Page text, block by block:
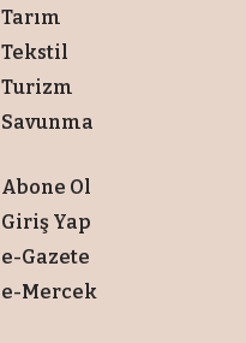
Tarım
Tekstil
Turizm
Savunma
Abone Ol
Giriş Yap
e-Gazete
e-Mercek